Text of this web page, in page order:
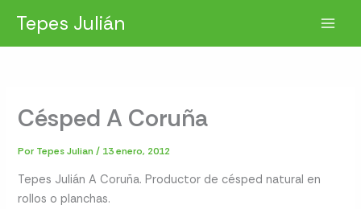
contenido
Tepes Julián
Césped A Coruña
Por Tepes Julian/ 13 enero, 2012
Tepes Julián A Coruña. Productor de césped natural en
rollos o planchas.